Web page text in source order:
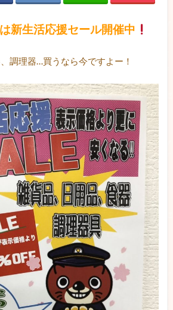
新生活応援セール開催中
調理器…買うなら今ですよー！